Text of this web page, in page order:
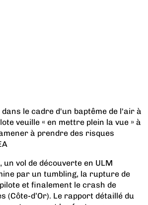
le cadre d'un baptême de l'air à
veuille « en mettre plein la vue » à
à prendre des risques
un vol de découverte en ULM
par un tumbling, la rupture de
pilote et finalement le crash de
(Côte-d’Or). Le rapport détaillé du